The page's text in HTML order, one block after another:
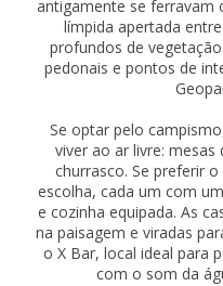
antigamente se ferravam
límpida apertada
profundos de
pedonais e pontos de
Se optar pelo
viver ao ar livre:
churrasco. Se preferir
escolha, cada um com
e cozinha equipada. As
na paisagem e viradas
o X Bar, local ideal para
com o som da